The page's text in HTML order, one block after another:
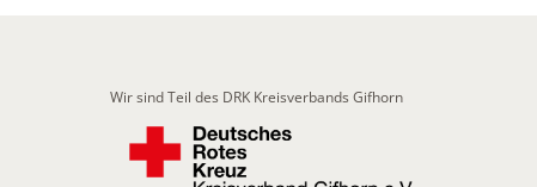
Wir sind Teil des DRK Kreisverbands Gifhorn